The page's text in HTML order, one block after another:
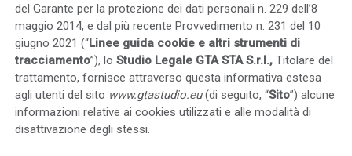
del Garante per la protezione dei dati personali n. 229 dell’8
maggio 2014, e dal più recente Provvedimento n. 231 del 10
giugno 2021 (“Linee guida cookie e altri strumenti di
tracciamento”), lo Studio Legale GTA STA S.r.l.,Titolare del
trattamento, fornisce attraverso questa informativa estesa
agli utenti del sito www.gtastudio.eu(di seguito, “Sito”) alcune
informazioni relative ai cookies utilizzati e alle modalità di
disattivazione degli stessi.